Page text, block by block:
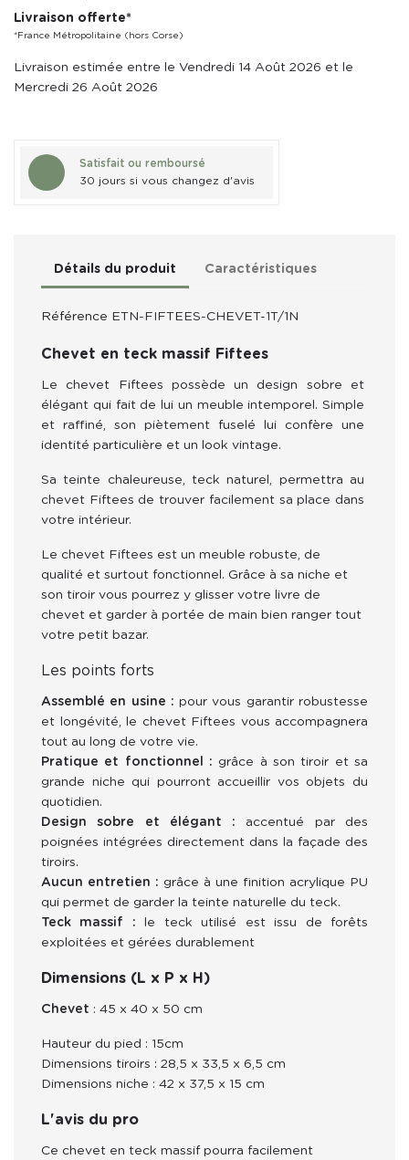
Livraison offerte*
*France Métropolitaine (hors Corse)
Livraison estimée entre le Vendredi 14 Août 2026 et le
Mercredi 26 Août 2026
Satisfait ou remboursé
30 jours si vous changez d'avis
Détails du produit Caractéristiques
Référence ETN-FIFTEES-CHEVET-1T/1N
Chevet en teck massif Fiftees
Le chevet Fiftees possède un design sobre et
élégant qui fait de lui un meuble intemporel. Simple
et raffiné, son piètement fuselé lui confère une
identité particulière et un look vintage.
Sa teinte chaleureuse, teck naturel, permettra au
chevet Fiftees de trouver facilement sa place dans
votre intérieur.
Le chevet Fiftees est un meuble robuste, de
qualité et surtout fonctionnel. Grâce à sa niche et
son tiroir vous pourrez y glisser votre livre de
chevet et garder à portée de main bien ranger tout
votre petit bazar.
Les points forts
Assemblé en usine :pour vous garantir robustesse
et longévité, le chevet Fiftees vous accompagnera
tout au long de votre vie.
Pratique et fonctionnel : grâce à son tiroir et sa
grande niche qui pourront accueillir vos objets du
quotidien.
Design sobre et élégant : accentué par des
poignées intégrées directement dans la façade des
tiroirs.
Aucun entretien : grâce à une finition acrylique PU
qui permet de garder la teinte naturelle du teck.
Teck massif : le teck utilisé est issu de forêts
exploitées et gérées durablement
Dimensions (L x P x H)
Chevet : 45 x 40 x 50 cm
Hauteur du pied : 15cm
Dimensions tiroirs : 28,5 x 33,5 x 6,5 cm
Dimensions niche : 42 x 37,5 x 15 cm
L'avis du pro
Ce chevet en teck massif pourra facilement